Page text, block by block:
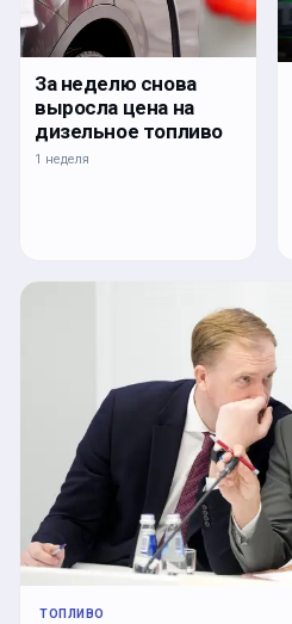
За неделю снова
выросла цена на
дизельное топливо
1 неделя
ТОПЛИВО